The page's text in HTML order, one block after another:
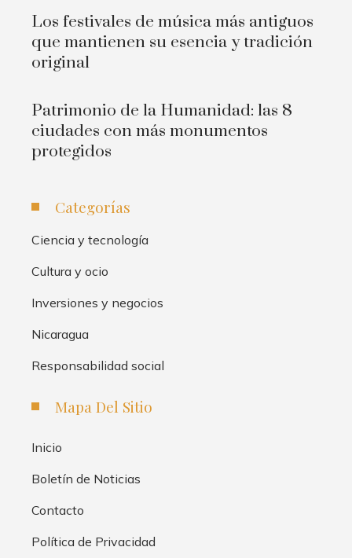
Los festivales de música más antiguos
que mantienen su esencia y tradición
original
Patrimonio de la Humanidad: las 8
ciudades con más monumentos
protegidos
Categorías
Ciencia y tecnología
Cultura y ocio
Inversiones y negocios
Nicaragua
Responsabilidad social
Mapa Del Sitio
Inicio
Boletín de Noticias
Contacto
Política de Privacidad